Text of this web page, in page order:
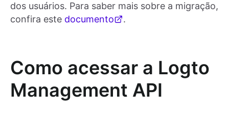
dos usuários. Para saber mais sobre a migração,
confira este documento .
Como acessar a Logto
Management API